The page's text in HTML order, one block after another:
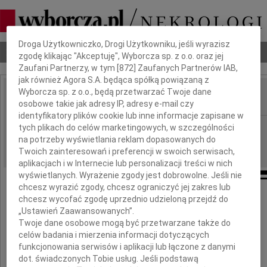
Nekrologi Odeszli Poradnik pogrzebowy
IMIĘ I NAZWISKO:
REGION: Łódź
DATA EMISJI: 06.02.2010
Naszej Koleżance
profesor
Justynie Kurczak
Dbamy o Twoją prywatność
Droga Użytkowniczko, Drogi Użytkowniku, jeśli wyrazisz
zgodę klikając "Akceptuję", Wyborcza sp. z o.o. oraz jej
Zaufani Partnerzy, w tym [872 ] Zaufanych Partnerów IAB,
jak również Agora S.A. będąca spółką powiązaną z
Wyborcza sp. z o.o., będą przetwarzać Twoje dane
osobowe takie jak adresy IP, adresy e-mail czy
identyfikatory plików cookie lub inne informacje zapisane w
tych plikach do celów marketingowych, w szczególności
na potrzeby wyświetlania reklam dopasowanych do
Twoich zainteresowań i preferencji w swoich serwisach,
aplikacjach i w Internecie lub personalizacji treści w nich
wyświetlanych. Wyrażenie zgody jest dobrowolne. Jeśli nie
chcesz wyrazić zgody, chcesz ograniczyć jej zakres lub
chcesz wycofać zgodę uprzednio udzieloną przejdź do
„Ustawień Zaawansowanych”.
Twoje dane osobowe mogą być przetwarzane także do
celów badania i mierzenia informacji dotyczących
funkcjonowania serwisów i aplikacji lub łączone z danymi
dot. świadczonych Tobie usług. Jeśli podstawą